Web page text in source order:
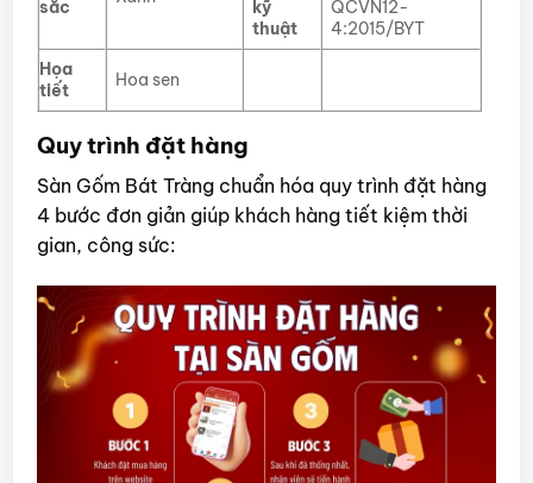
sắc
kỹ
thuật
QCVN12-
4:2015/BYT
Họa
tiết
Hoa sen
Quy trình đặt hàng
Sàn Gốm Bát Tràng chuẩn hóa quy trình đặt hàng
4 bước đơn giản giúp khách hàng tiết kiệm thời
gian, công sức: